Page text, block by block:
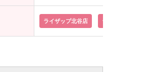
ライザップ北谷店 ライザップ那覇店